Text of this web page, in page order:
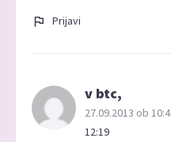
Prijavi
v btc,
27.09.2013 ob
12:19